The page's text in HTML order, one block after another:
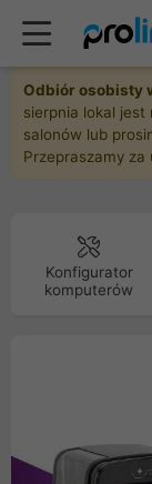
Odbiór osobisty
sierpnia lokal jest
salonów lub
Przepraszamy za
Konfigurator
komputerów